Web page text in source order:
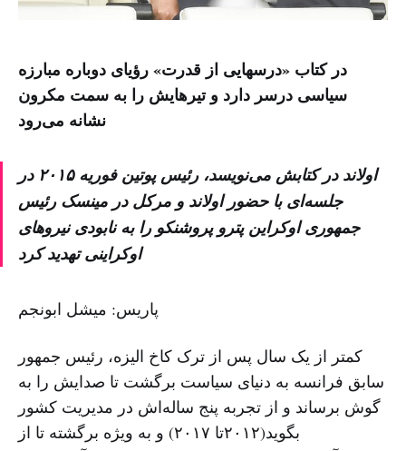
در کتاب «درسهایی از قدرت» رؤیای دوباره مبارزه
سیاسی درسر دارد و تیرهایش را به سمت مکرون
نشانه می‌رود
اولاند در کتابش می‌نویسد، رئیس پوتین فوریه ۲۰۱۵ در
جلسه‌ای با حضور اولاند و مرکل در مینسک رئیس
جمهوری اوکراین پترو پروشنکو را به نابودی نیروهای
اوکراینی تهدید کرد
پاریس: میشل ابونجم
کمتر از یک سال پس از ترک کاخ الیزه، رئیس جمهور
سابق فرانسه به دنیای سیاست برگشت تا صدایش را به
گوش برساند و از تجربه پنج ساله‌اش در مدیریت کشور
بگوید(۲۰۱۲تا ۲۰۱۷) و به ویژه برگشته تا از